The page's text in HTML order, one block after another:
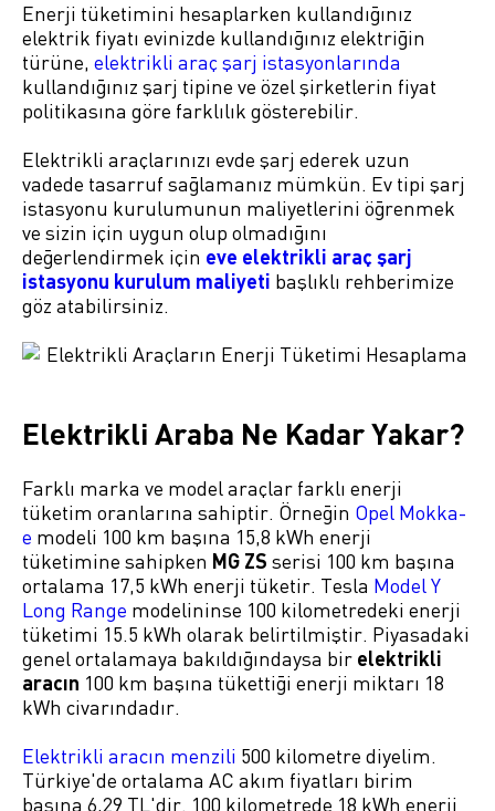
Enerji tüketimini hesaplarken kullandığınız
elektrik fiyatı evinizde kullandığınız elektriğin
türüne, elektrikli araç şarj istasyonlarında
kullandığınız şarj tipine ve özel şirketlerin fiyat
politikasına göre farklılık gösterebilir.
Elektrikli araçlarınızı evde şarj ederek uzun
vadede tasarruf sağlamanız mümkün. Ev tipi şarj
istasyonu kurulumunun maliyetlerini öğrenmek
ve sizin için uygun olup olmadığını
değerlendirmek için eve elektrikli araç şarj
istasyonu kurulum maliyeti başlıklı rehberimize
göz atabilirsiniz.
Elektrikli Araba Ne Kadar Yakar?
Farklı marka ve model araçlar farklı enerji
tüketim oranlarına sahiptir. Örneğin Opel Mokka-
e modeli 100 km başına 15,8 kWh enerji
tüketimine sahipken MG ZS serisi 100 km başına
ortalama 17,5 kWh enerji tüketir. Tesla Model Y
Long Range modelininse 100 kilometredeki enerji
tüketimi 15.5 kWh olarak belirtilmiştir. Piyasadaki
genel ortalamaya bakıldığındaysa bir elektrikli
aracın 100 km başına tükettiği enerji miktarı 18
kWh civarındadır.
Elektrikli aracın menzili 500 kilometre diyelim.
Türkiye'de ortalama AC akım fiyatları birim
başına 6,29 TL'dir. 100 kilometrede 18 kWh enerji